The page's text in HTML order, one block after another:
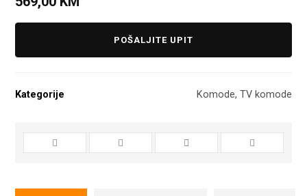
POŠALJITE UPIT
Kategorije Komode, TV komode